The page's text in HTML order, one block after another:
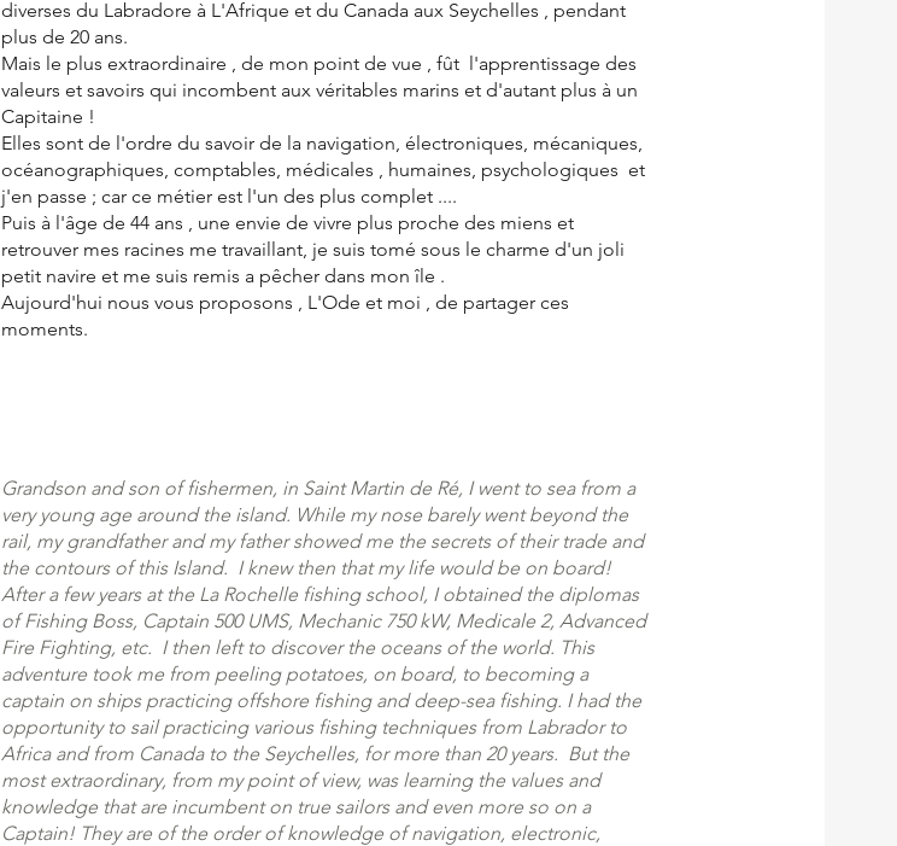
diverses du Labradore à L'Afrique et du Canada aux Seychelles , pendant
plus de 20 ans.
Mais le plus extraordinaire , de mon point de vue , fût l'apprentissage des
valeurs et savoirs qui incombent aux véritables marins et d'autant plus à un
Capitaine !
Elles sont de l'ordre du savoir de la navigation, électroniques, mécaniques,
océanographiques, comptables, médicales , humaines, psychologiques et
j'en passe ; car ce métier est l'un des plus complet ....
Puis à l'âge de 44 ans , une envie de vivre plus proche des miens et
retrouver mes racines me travaillant, je suis tomé sous le charme d'un joli
petit navire et me suis remis a pêcher dans mon île .
Aujourd'hui nous vous proposons , L'Ode et moi , de partager ces
moments.
Grandson and son of fishermen, in Saint Martin de Ré, I went to sea from a
very young age around the island. While my nose barely went beyond the
rail, my grandfather and my father showed me the secrets of their trade and
the contours of this Island. I knew then that my life would be on board!
After a few years at the La Rochelle fishing school, I obtained the diplomas
of Fishing Boss, Captain 500 UMS, Mechanic 750 kW, Medicale 2, Advanced
Fire Fighting, etc. I then left to discover the oceans of the world. This
adventure took me from peeling potatoes, on board, to becoming a
captain on ships practicing offshore fishing and deep-sea fishing. I had the
opportunity to sail practicing various fishing techniques from Labrador to
Africa and from Canada to the Seychelles, for more than 20 years. But the
most extraordinary, from my point of view, was learning the values ​​and
knowledge that are incumbent on true sailors and even more so on a
Captain! They are of the order of knowledge of navigation, electronic,